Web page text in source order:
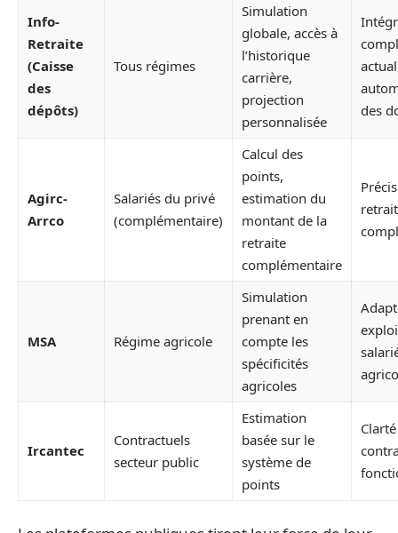
Info-
Retraite
(Caisse
des
dépôts)
Tous régimes
Simulation
globale, accès à
l’historique
carrière,
projection
personnalisée
des
Agirc-
Arrco
Salariés du privé
(complémentaire)
Calcul des
points,
estimation du
montant de la
retraite
complémentaire
MSA Régime agricole
Simulation
prenant en
compte les
spécificités
agricoles
Ircantec
Contractuels
secteur public
Estimation
basée sur le
système de
points